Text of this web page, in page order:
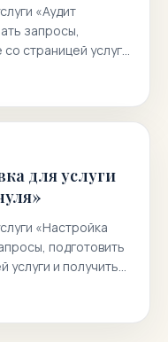
«Аудит
запросы,
страницей услуги
для услуги
«Настройка
подготовить
услуги и получить